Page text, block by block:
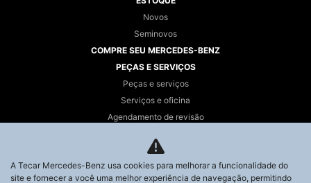
Novos
Seminovos
COMPRE SEU MERCEDES-BENZ
PEÇAS E SERVIÇOS
Peças e serviços
Serviços e oficina
Agendamento de revisão
Sobre a Tecar
CONTATO
A Tecar Mercedes-Benz usa cookies para melhorar a funcionalidade do
site e fornecer a você uma melhor experiência de navegação, permitindo